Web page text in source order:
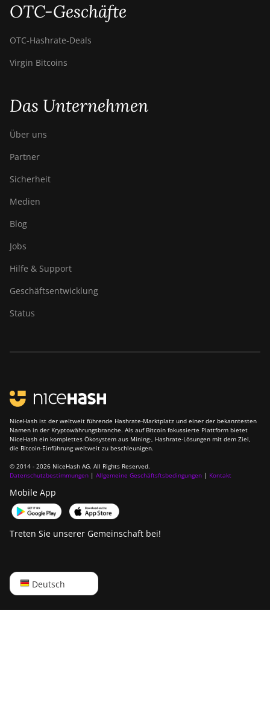
OTC-Geschäfte
OTC‑Hashrate‑Deals
Virgin Bitcoins
Das Unternehmen
Über uns
Partner
Sicherheit
Medien
Blog
Jobs
Hilfe & Support
Geschäftsentwicklung
Status
NiceHash ist der weltweit führende Hashrate-Marktplatz und einer der bekanntesten
Namen in der Kryptowährungsbranche. Als auf Bitcoin fokussierte Plattform bietet
NiceHash ein komplettes Ökosystem aus Mining-, Hashrate-Lösungen mit dem Ziel,
die Bitcoin-Einführung weltweit zu beschleunigen.
© 2014 - 2026 NiceHash AG. All Rights Reserved.
Datenschutzbestimmungen | Allgemeine Geschäftsftsbedingungen | Kontakt
Mobile App
Treten Sie unserer Gemeinschaft bei!
Deutsch
English